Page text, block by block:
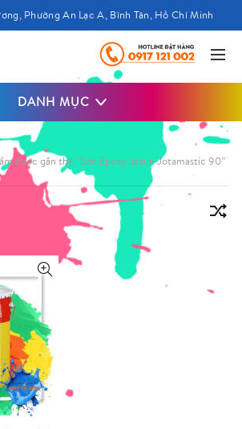
Phường An Lạc A, Bình Tân, Hồ Chí Minh
DANH MỤC
được gắn thẻ “Sơn Epoxy Jotun Jotamastic 90”